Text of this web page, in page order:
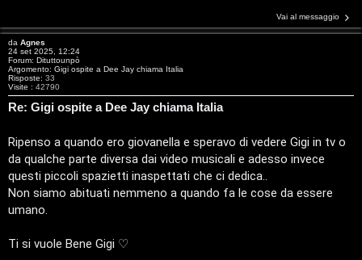
g
o
m
n
t
i
a
Vai al messaggio
da Agnes
24 set 2025, 12:24
Forum: Dituttounpò
Argomento: Gigi ospite a Dee Jay chiama Italia
Risposte: 33
Visite : 42790
Re: Gigi ospite a Dee Jay chiama Italia
Ripenso a quando ero giovanella e speravo di vedere Gigi in tv o
da qualche parte diversa dai video musicali e adesso invece
questi piccoli spazietti inaspettati che ci dedica..
Non siamo abituati nemmeno a quando fa le cose da essere
umano.
Ti si vuole Bene Gigi ♡
n
T
o
r
M
u
s